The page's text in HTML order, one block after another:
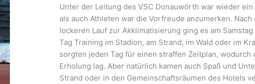
Unter der Leitung des VSC Donauwörth war wieder
als auch Athleten war die Vorfreude anzumerken.
lockeren Lauf zur Akklimatisierung ging es am
Tag Training im Stadion, am Strand, im Wald oder im
sorgten jeden Tag für einen straffen Zeitplan,
Erholung lag. Aber natürlich kamen auch Spaß und
Strand oder in den Gemeinschaftsräumen des Hotels